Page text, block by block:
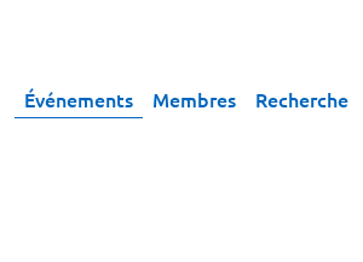
Événements Membres Recherche